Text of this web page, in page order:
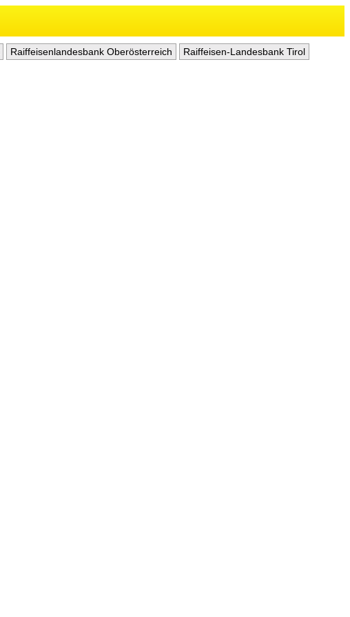
Raiffeisenlandesbank Oberösterreich
Raiffeisen-Landesbank Tirol